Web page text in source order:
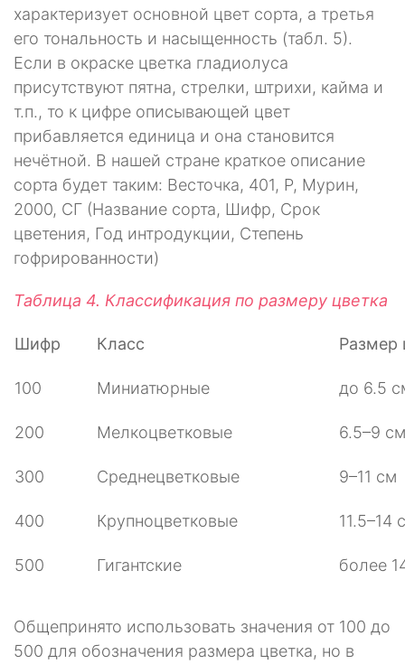
характеризует основной цвет сорта, а третья
его тональность и насыщенность (табл. 5).
Если в окраске цветка гладиолуса
присутствуют пятна, стрелки, штрихи, кайма и
т.п., то к цифре описывающей цвет
прибавляется единица и она становится
нечётной. В нашей стране краткое описание
сорта будет таким: Весточка, 401, Р, Мурин,
2000, СГ (Название сорта, Шифр, Срок
цветения, Год интродукции, Степень
гофрированности)
Таблица 4. Классификация по размеру цветка
Шифр Класс Размер
100 Миниатюрные до 6.5
200 Мелкоцветковые 6.5–9 см
300 Среднецветковые 9–11 см
400 Крупноцветковые 11.5–14
500 Гигантские более
Общепринято использовать значения от 100 до
500 для обозначения размера цветка, но в